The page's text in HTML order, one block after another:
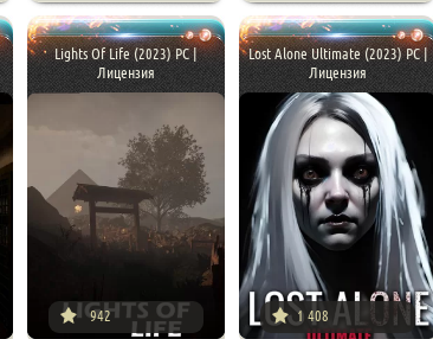
Lights Of Life (2023) PC |
Лицензия
942
Lost Alone Ultimate (2023) PC |
Лицензия
1 408